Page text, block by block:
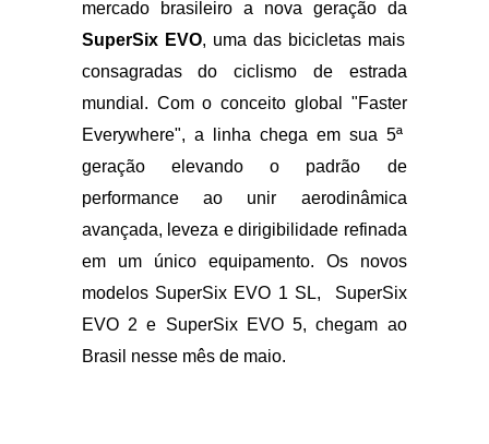
brasileiro a nova geração da
SuperSix EVO,
consagradas do ciclismo de
mundial. Com o conceito global "Faster
Everywhere", a linha chega em sua 5ª
geração elevando o padrão de
performance ao unir
avançada, leveza